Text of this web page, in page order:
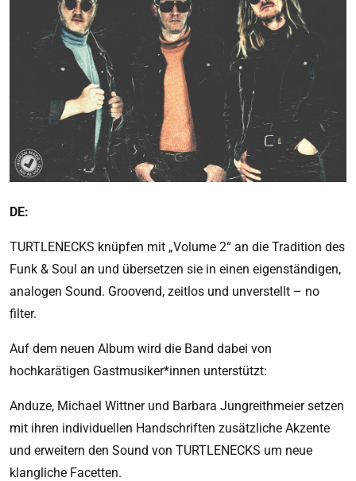
DE:
TURTLENECKS knüpfen mit „Volume 2“ an die Tradition des
Funk & Soul an und übersetzen sie in einen eigenständigen,
analogen Sound. Groovend, zeitlos und unverstellt – no
filter.
Auf dem neuen Album wird die Band dabei von
hochkarätigen Gastmusiker*innen unterstützt:
Anduze, Michael Wittner und Barbara Jungreithmeier setzen
mit ihren individuellen Handschriften zusätzliche Akzente
und erweitern den Sound von TURTLENECKS um neue
klangliche Facetten.